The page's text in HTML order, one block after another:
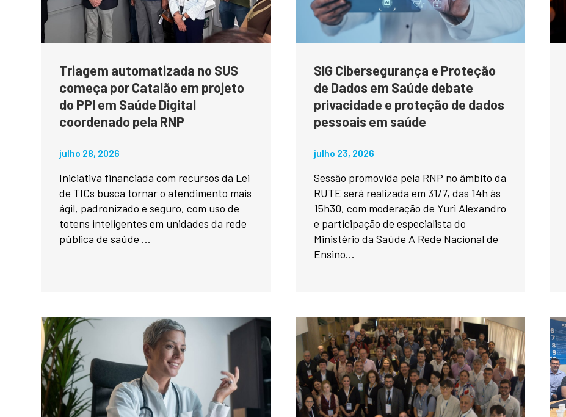
Triagem automatizada no SUS
começa por Catalão em projeto
do PPI em Saúde Digital
coordenado pela RNP
julho 28, 2026
Iniciativa financiada com recursos da Lei
de TICs busca tornar o atendimento mais
ágil, padronizado e seguro, com uso de
totens inteligentes em unidades da rede
pública de saúde ...
SIG Cibersegurança e Proteção
de Dados em Saúde debate
privacidade e proteção de dados
pessoais em saúde
julho 23, 2026
Sessão promovida pela RNP no âmbito da
RUTE será realizada em 31/7, das 14h às
15h30, com moderação de Yuri Alexandro
e participação de especialista do
Ministério da Saúde A Rede Nacional de
Ensino...